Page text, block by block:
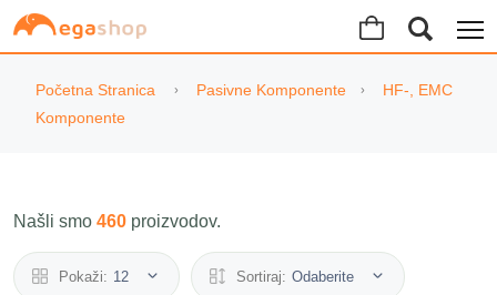
Početna Stranica Pasivne Komponente
HF-, EMC
Komponente
Našli smo 460 proizvodov.
Pokaži: 12 Sortiraj: Odaberite